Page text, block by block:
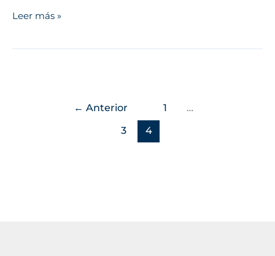
Leer más »
← Anterior 1
…
3
4